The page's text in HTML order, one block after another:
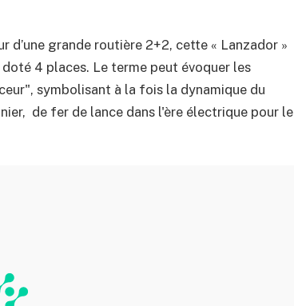
d’une grande routière 2+2, cette « Lanzador »
4 places. Le terme peut évoquer les
symbolisant à la fois la dynamique du
de fer de lance dans l'ère électrique pour le